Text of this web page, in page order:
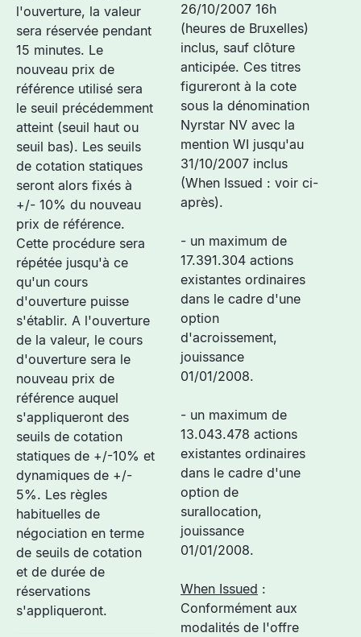
l'ouverture, la valeur
sera réservée pendant
15 minutes. Le
nouveau prix de
référence utilisé sera
le seuil précédemment
atteint (seuil haut ou
seuil bas). Les seuils
de cotation statiques
seront alors fixés à
+/- 10% du nouveau
prix de référence.
Cette procédure sera
répétée jusqu'à ce
qu'un cours
d'ouverture puisse
s'établir. A l'ouverture
de la valeur, le cours
d'ouverture sera le
nouveau prix de
référence auquel
s'appliqueront des
seuils de cotation
statiques de +/-10% et
dynamiques de +/-
5%. Les règles
habituelles de
négociation en terme
de seuils de cotation
et de durée de
réservations
s'appliqueront.
26/10/2007 16h
(heures de Bruxelles)
inclus, sauf clôture
anticipée. Ces titres
figureront à la cote
sous la dénomination
Nyrstar NV avec la
mention WI jusqu'au
31/10/2007 inclus
(When Issued : voir ci-
après).
- un maximum de
17.391.304 actions
existantes ordinaires
dans le cadre d'une
option
d'acroissement,
jouissance
01/01/2008.
- un maximum de
13.043.478 actions
existantes ordinaires
dans le cadre d'une
option de
surallocation,
jouissance
01/01/2008.
When Issued :
Conformément aux
modalités de l'offre